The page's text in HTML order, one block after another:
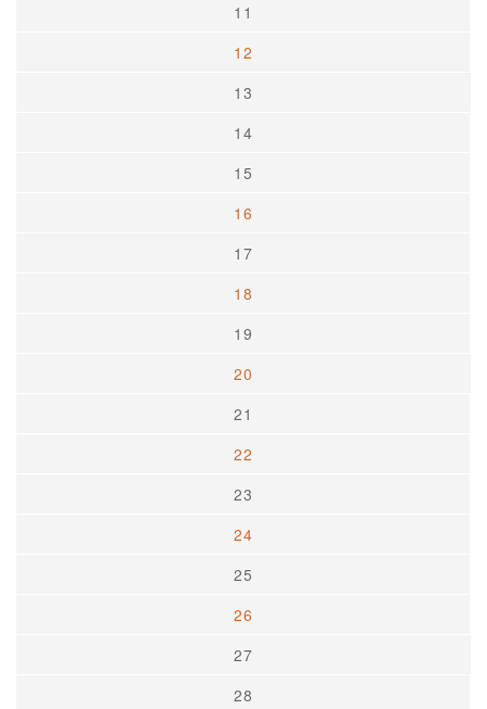
11
12
13
14
15
16
17
18
19
20
21
22
23
24
25
26
27
28